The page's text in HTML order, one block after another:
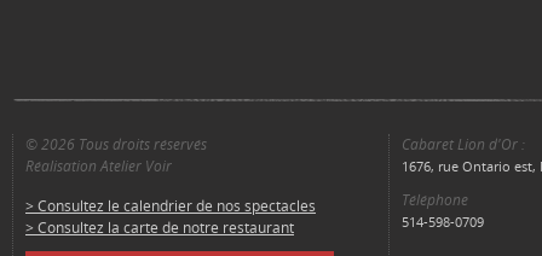
© 2026 Tous droits réservés
Réalisation Atelier Voir
> Consultez le calendrier de nos spectacles
> Consultez la carte de notre restaurant
Cabaret Lion d'Or :
1676, rue Ontario est,
Téléphone
514-598-0709